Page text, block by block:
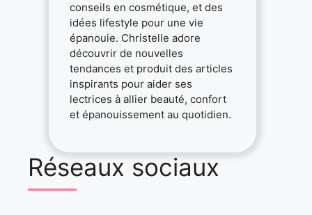
conseils en cosmétique, et des
idées lifestyle pour une vie
épanouie. Christelle adore
découvrir de nouvelles
tendances et produit des articles
inspirants pour aider ses
lectrices à allier beauté, confort
et épanouissement au quotidien.
Réseaux sociaux